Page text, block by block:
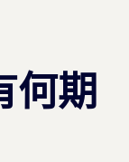
何期